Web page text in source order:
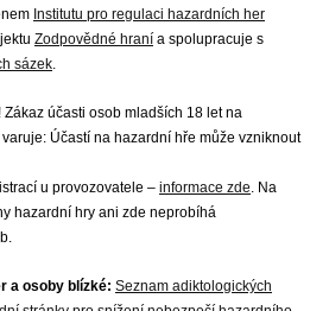
Institutu pro regulaci hazardních her
Zodpovědné hraní a spolupracuje s
sázek.
Zákaz účasti osob mladších 18 let na
Účastí na hazardní hře může vzniknout
u provozovatele – informace zde. Na
hazardní hry ani zde neprobíhá
a osoby blízké: Seznam adiktologických